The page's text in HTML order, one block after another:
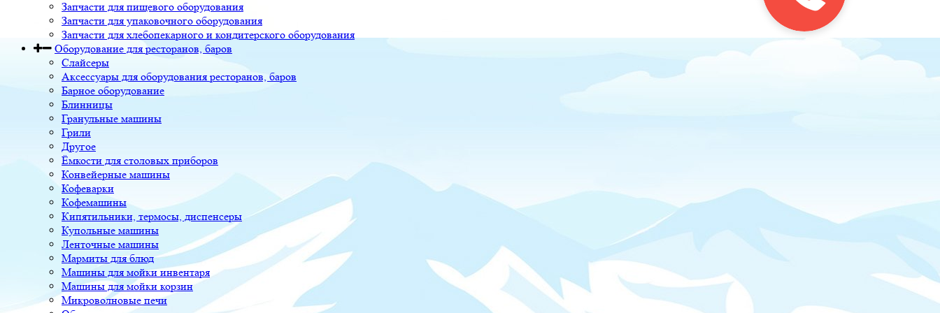
Запчасти для пищевого оборудования
Запчасти для упаковочного оборудования
Запчасти для хлебопекарного и кондитерского оборудования
Оборудование для ресторанов, баров
Слайсеры
Аксессуары для оборудования ресторанов, баров
Барное оборудование
Блинницы
Гранульные машины
Грили
Другое
Ёмкости для столовых приборов
Конвейерные машины
Кофеварки
Кофемашины
Кипятильники, термосы, диспенсеры
Купольные машины
Ленточные машины
Мармиты для блюд
Машины для мойки инвентаря
Машины для мойки корзин
Микроволновые печи